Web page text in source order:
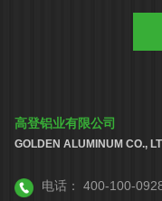
高登铝业有限公司
GOLDEN ALUMINUM CO.,
电话： 400-100-